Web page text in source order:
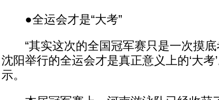
●全运会才是“大考”
“其实这次的全国冠军赛只是一次摸底
沈阳举行的全运会才是真正意义上的‘大考
示。